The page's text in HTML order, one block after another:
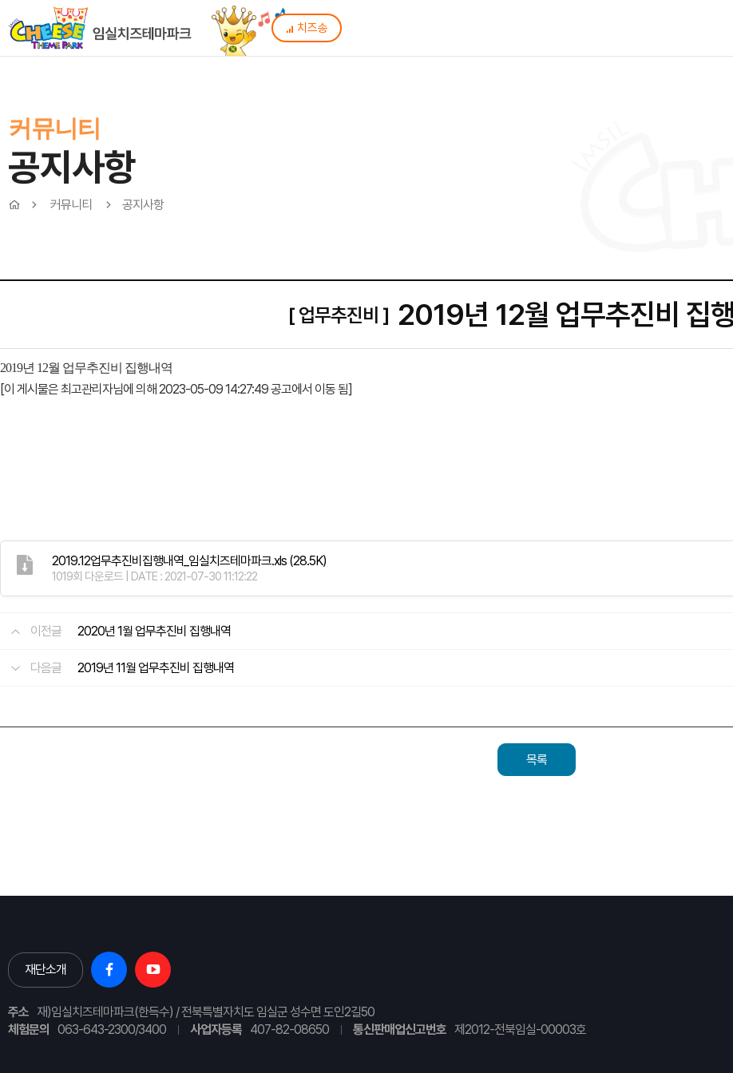
치즈송
커뮤니티
공지사항
커뮤니티 공지사항
[ 업무추진비 ] 2019년 12월 업무추진비 집
2019년 12월 업무추진비 집행내역
[이 게시물은 최고관리자님에 의해 2023-05-09 14:27:49 공고에서 이동 됨]
2019.12업무추진비집행내역_임실치즈테마파크.xls (28.5K)
1019회 다운로드 | DATE : 2021-07-30 11:12:22
이전글 2020년 1월 업무추진비 집행내역
다음글 2019년 11월 업무추진비 집행내역
목록
재단소개
주소 재)임실치즈테마파크(한득수) / 전북특별자치도 임실군 성수면 도인2길50
체험문의
063-643-2300/3400 사업자등록 407-82-08650 통신판매업신고번호 제2012-전북임실-00003호